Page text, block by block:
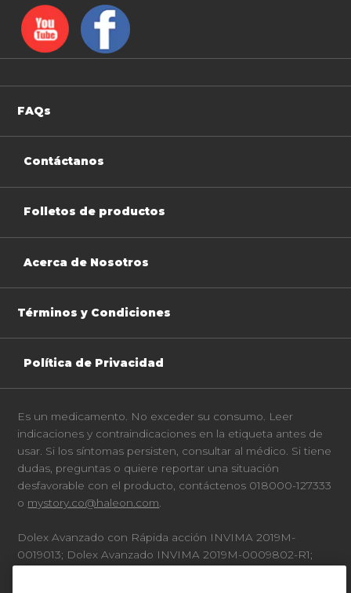
FAQs
Contáctanos
Folletos de productos
Acerca de Nosotros
Términos y Condiciones
Política de Privacidad
Es un medicamento. No exceder su consumo. Leer
indicaciones y contraindicaciones en la etiqueta antes de
usar. Si los síntomas persisten, consultar al médico. Si tiene
dudas, preguntas o quiere reportar una situación
desfavorable con el producto, contáctenos 018000-127333
o mystory.co@haleon.com.
Dolex Avanzado con Rápida acción INVIMA 2019M-
0019013; Dolex Avanzado INVIMA 2019M-0009802-R1;